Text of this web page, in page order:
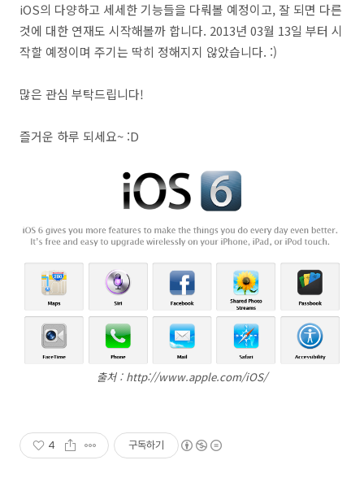
iOS의 다양하고 세세한 기능들을 다뤄볼 예정이고, 잘 되면 다른
것에 대한 연재도 시작해볼까 합니다. 2013년 03월 13일 부터 시
작할 예정이며 주기는 딱히 정해지지 않았습니다. :)
많은 관심 부탁드립니다!
즐거운 하루 되세요~ :D
출처 : http://www.apple.com/iOS/
4 구독하기